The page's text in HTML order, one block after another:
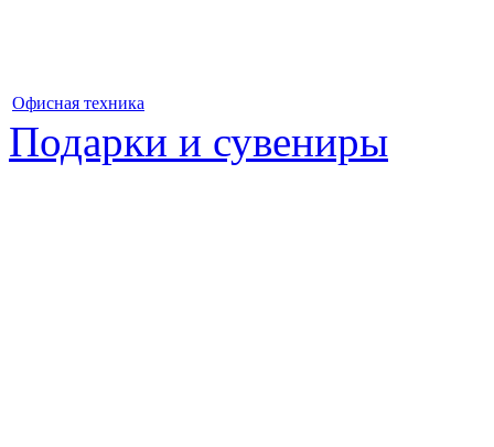
Офисная техника
Подарки и сувениры